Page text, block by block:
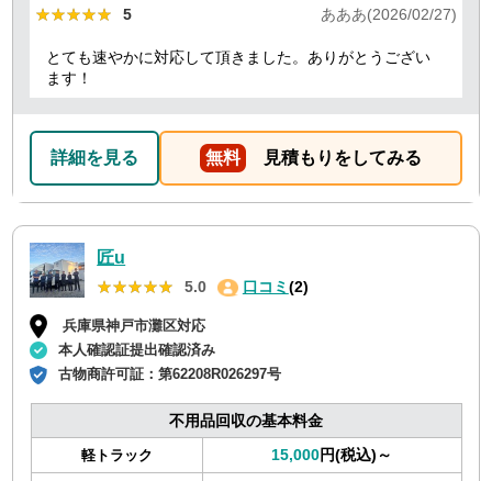
★★★★★
★★★★★ 5 あああ(2026/02/27)
とても速やかに対応して頂きました。ありがとうござい
ます！
詳細を見る 無料 見積もりをしてみる
匠u
★★★★★
★★★★★ 5.0 口コミ (2)
兵庫県神戸市灘区対応
本人確認証提出確認済み
古物商許可証：第62208R026297号
不用品回収の基本料金
軽トラック 15,000円(税込)～